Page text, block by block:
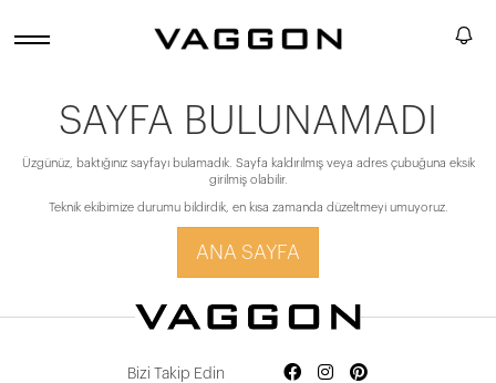
SAYFA BULUNAMADI
Üzgünüz, baktığınız sayfayı bulamadık. Sayfa kaldırılmış veya adres çubuğuna eksik
girilmiş olabilir.
Teknik ekibimize durumu bildirdik, en kısa zamanda düzeltmeyi umuyoruz.
ANA SAYFA
Bizi Takip Edin